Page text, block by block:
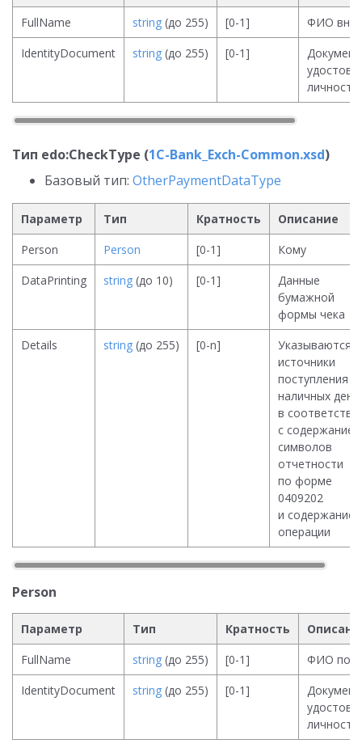
FullName
string (до 255) [0-1]
ФИО
IdentityDocument
string (до 255) [0-1]
личность
Тип edo:CheckType (1C-Bank_Exch-Common.xsd)
Базовый тип: OtherPaymentDataType
Параметр Тип Кратность
Описание
Person
Person [0-1]
Кому
DataPrinting
string (до 10) [0-1]
Данные
бумажной
формы чека
Details
string (до 255) [0-n]
Указываются
источники
поступления
наличных
в
с содержанием
символов
отчетности
по форме
0409202
и содержанием
операции
Person
Параметр Тип Кратность
FullName
string (до 255) [0-1]
ФИО
IdentityDocument
string (до 255) [0-1]
личность